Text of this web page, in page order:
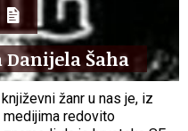
Šaha
žanr u nas je, iz
medijima redovito